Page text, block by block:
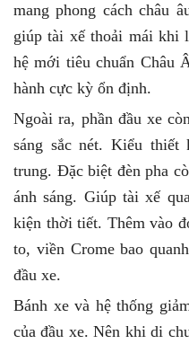
mang phong cách châu
giúp tài xế thoải mái khi
hệ mới tiêu chuẩn Châu
hành cực kỳ ổn định.
Ngoài ra, phần đầu xe
sáng sắc nét. Kiểu
trung. Đặc biệt đèn pha
ánh sáng. Giúp tài xế
kiện thời tiết. Thêm vào
to, viền Crome bao
đầu xe.
Bánh xe và hệ thống
của đầu xe. Nên khi di